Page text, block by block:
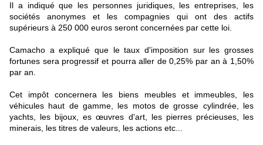
Il a indiqué que les personnes juridiques, les entreprises, les
sociétés anonymes et les compagnies qui ont des actifs
supérieurs à 250 000 euros seront concernées par cette loi.
Camacho a expliqué que le taux d'imposition sur les grosses
fortunes sera progressif et pourra aller de 0,25% par an à 1,50%
par an.
Cet impôt concernera les biens meubles et immeubles, les
véhicules haut de gamme, les motos de grosse cylindrée, les
yachts, les bijoux, es œuvres d'art, les pierres précieuses, les
minerais, les titres de valeurs, les actions etc...